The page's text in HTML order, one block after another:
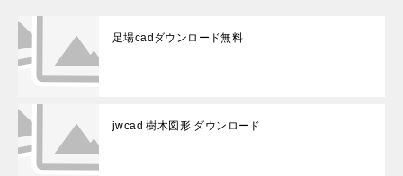
足場cadダウンロード無料
jwcad 樹木図形 ダウンロード